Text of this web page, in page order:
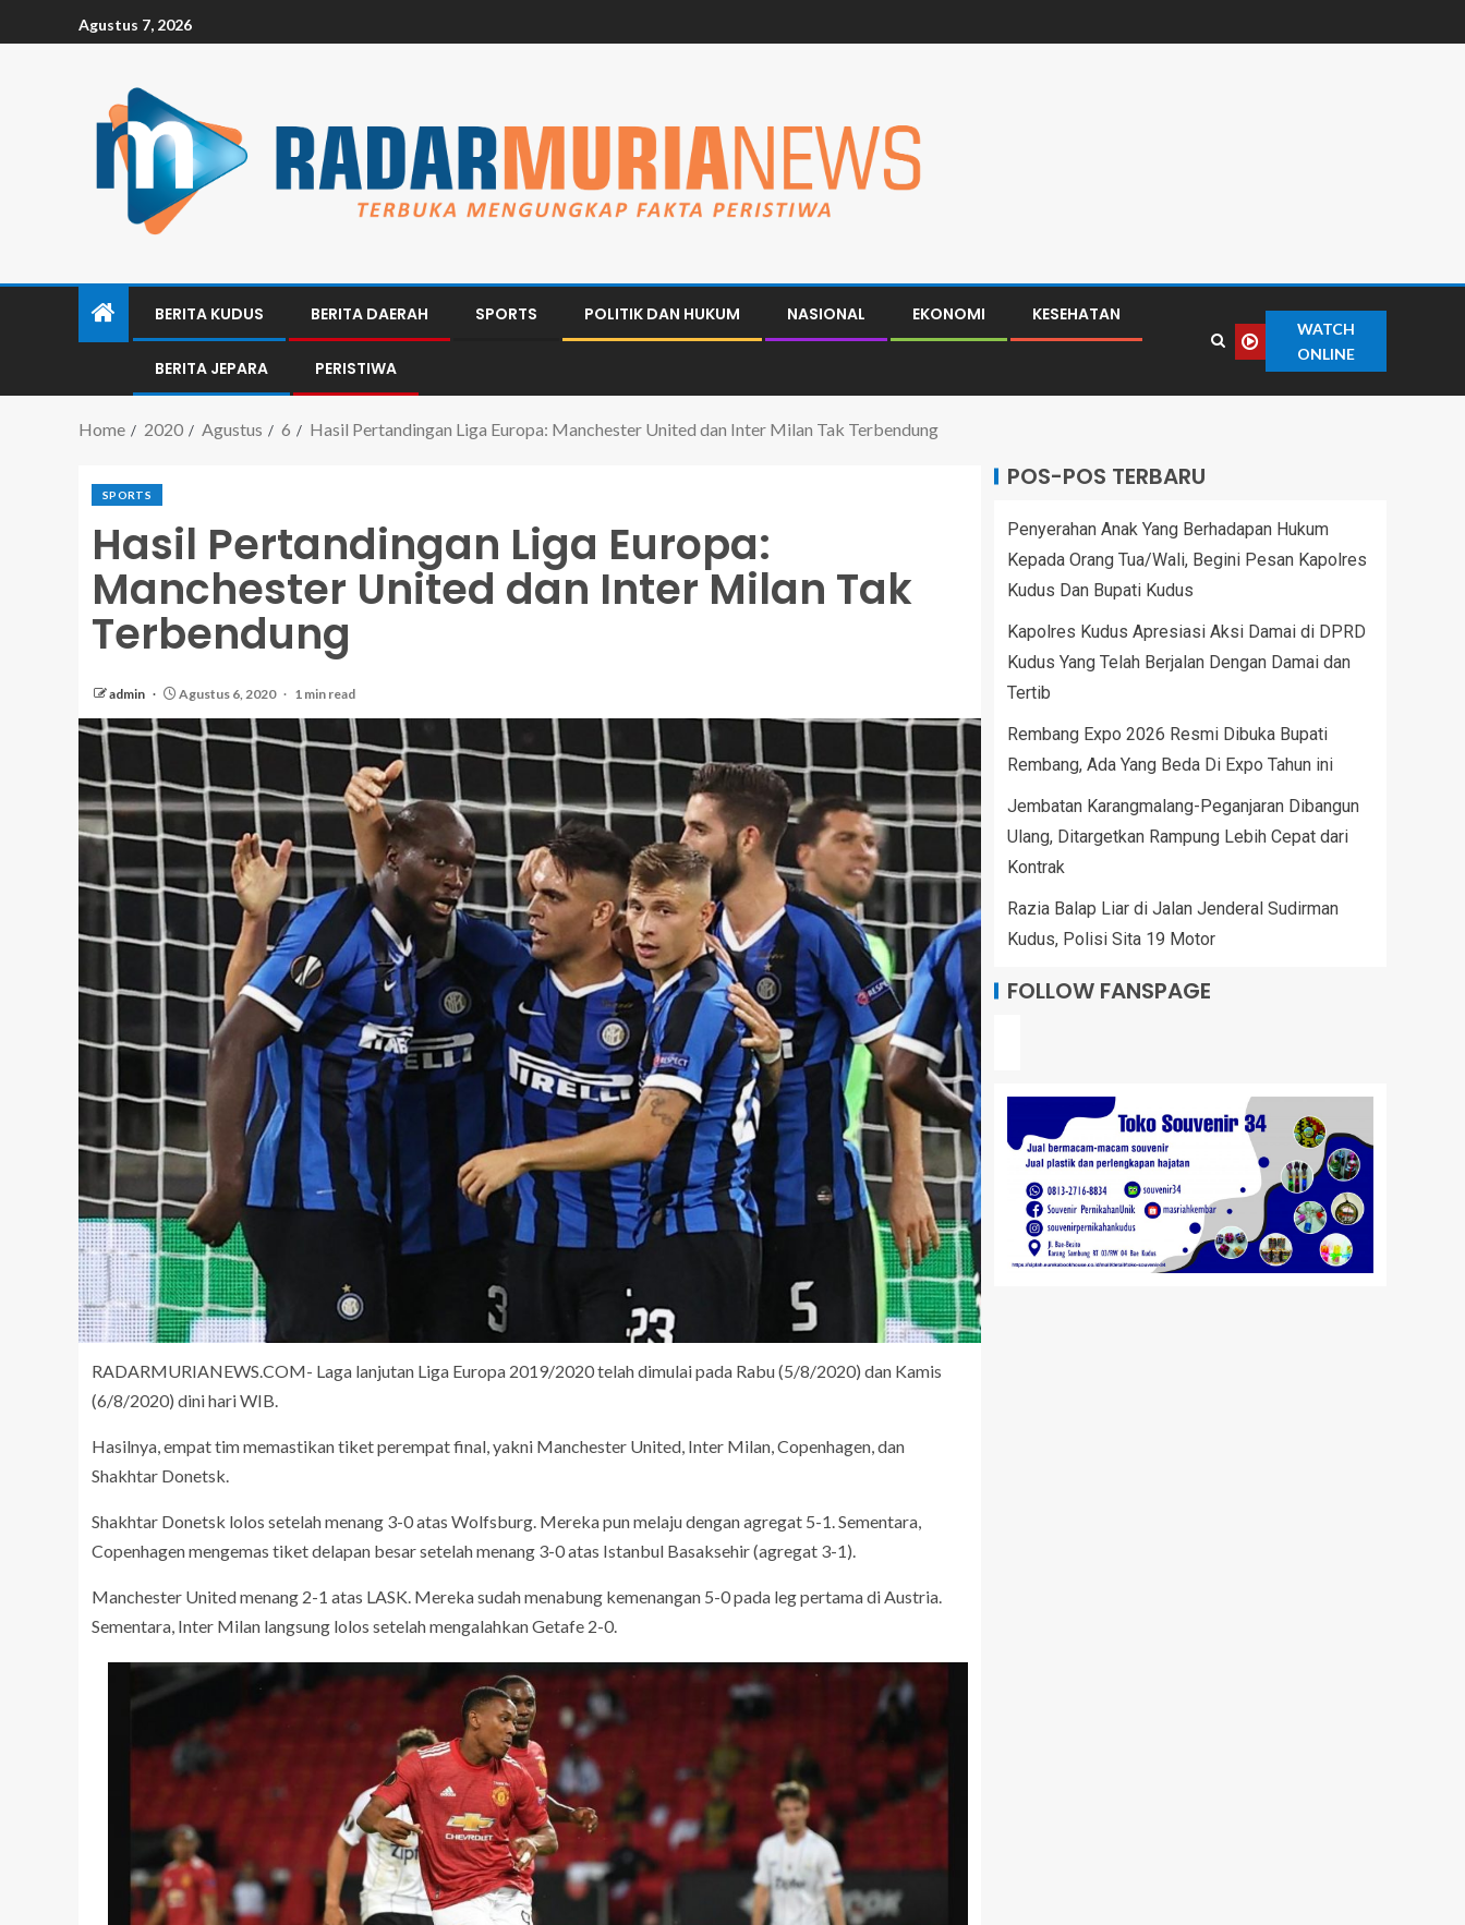
Agustus 7, 2026
BERITA KUDUS BERITA DAERAH SPORTS POLITIK DAN HUKUM NASIONAL EKONOMI KESEHATAN
BERITA JEPARA PERISTIWA
WATCH
ONLINE
Home 2020 Agustus 6 Hasil Pertandingan Liga Europa: Manchester United dan Inter Milan Tak Terbendung
SPORTS
Hasil Pertandingan Liga Europa:
Manchester United dan Inter Milan Tak
Terbendung
admin Agustus 6, 2020 1 min read
RADARMURIANEWS.COM- Laga lanjutan Liga Europa 2019/2020 telah dimulai pada Rabu (5/8/2020) dan Kamis
(6/8/2020) dini hari WIB.
Hasilnya, empat tim memastikan tiket perempat final, yakni Manchester United, Inter Milan, Copenhagen, dan
Shakhtar Donetsk.
Shakhtar Donetsk lolos setelah menang 3-0 atas Wolfsburg. Mereka pun melaju dengan agregat 5-1. Sementara,
Copenhagen mengemas tiket delapan besar setelah menang 3-0 atas Istanbul Basaksehir (agregat 3-1).
Manchester United menang 2-1 atas LASK. Mereka sudah menabung kemenangan 5-0 pada leg pertama di Austria.
Sementara, Inter Milan langsung lolos setelah mengalahkan Getafe 2-0.
POS-POS TERBARU
Penyerahan Anak Yang Berhadapan Hukum
Kepada Orang Tua/Wali, Begini Pesan Kapolres
Kudus Dan Bupati Kudus
Kapolres Kudus Apresiasi Aksi Damai di DPRD
Kudus Yang Telah Berjalan Dengan Damai dan
Tertib
Rembang Expo 2026 Resmi Dibuka Bupati
Rembang, Ada Yang Beda Di Expo Tahun ini
Jembatan Karangmalang-Peganjaran Dibangun
Ulang, Ditargetkan Rampung Lebih Cepat dari
Kontrak
Razia Balap Liar di Jalan Jenderal Sudirman
Kudus, Polisi Sita 19 Motor
FOLLOW FANSPAGE